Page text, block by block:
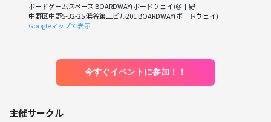
ボードゲームスペース BOARDWAY(ボードウェイ)＠中野
中野区中野5-32-25 浜谷第二ビル201 BOARDWAY(ボードウェイ)
Googleマップで表示
今すぐイベントに参加！！
主催サークル